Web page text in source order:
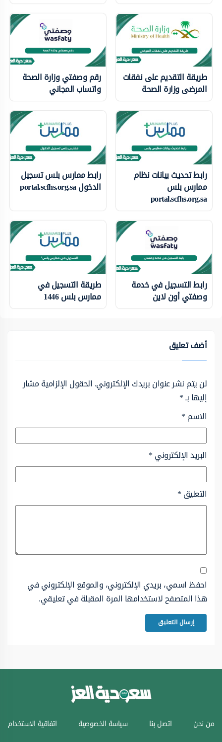
طريقة التقديم على نفقات
المرضى وزارة الصحة
رقم وصفتي وزارة الصحة
واتساب المجاني
رابط تحديث بيانات نظام
ممارس بلس
portal.scfhs.org.sa
رابط ممارس بلس تسجيل
الدخول portal.scfhs.org.sa
رابط التسجيل في خدمة
وصفتي أون لاين
طريقة التسجيل في
ممارس بلس 1446
أضف تعليق
لن يتم نشر عنوان بريدك الإلكتروني. الحقول الإلزامية مشار
إليها بـ*
الاسم*
البريد الإلكتروني*
التعليق*
احفظ اسمي، بريدي الإلكتروني، والموقع الإلكتروني في
هذا المتصفح لاستخدامها المرة المقبلة في تعليقي.
من نحن اتصل بنا سياسة الخصوصية اتفاقية الاستخدام